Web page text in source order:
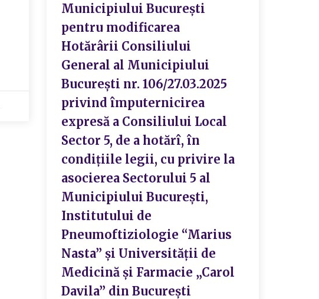
Municipiului București
pentru modificarea
Hotărârii Consiliului
General al Municipiului
București nr. 106/27.03.2025
privind împuternicirea
expresă a Consiliului Local
Sector 5, de a hotărî, în
condițiile legii, cu privire la
asocierea Sectorului 5 al
Municipiului București,
Institutului de
Pneumoftiziologie “Marius
Nasta” și Universității de
Medicină și Farmacie „Carol
Davila” din București